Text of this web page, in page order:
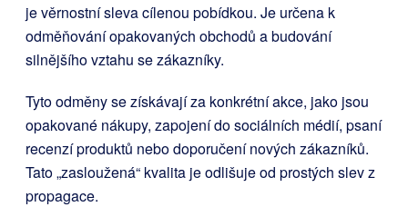
je věrnostní sleva cílenou pobídkou. Je určena k
odměňování opakovaných obchodů a budování
silnějšího vztahu se zákazníky.
Tyto odměny se získávají za konkrétní akce, jako jsou
opakované nákupy, zapojení do sociálních médií, psaní
recenzí produktů nebo doporučení nových zákazníků.
Tato „zasloužená“ kvalita je odlišuje od prostých slev z
propagace.